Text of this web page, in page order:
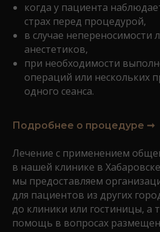
когда у пациента
страх перед процедурой,
в случае непереносимости
анестетиков,
при необходимости
операций или нескольких
одного сеанса.
Подробнее о процедуре ➞
Лечение с применением
в нашей клинике в
мы предоставляем
для пациентов из других
до клиники или гостиницы, а
помощь в вопросах